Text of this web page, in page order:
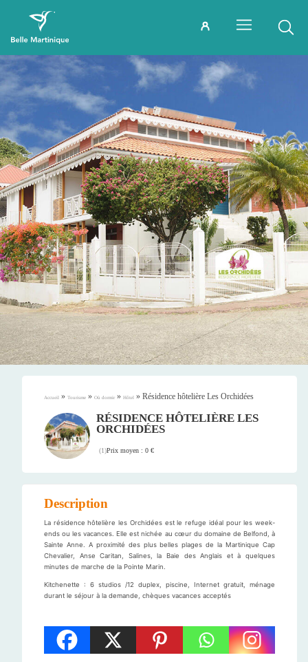
Accueil » Tourisme » Où dormir » Hôtel » Résidence hôtelière Les Orchidées
RÉSIDENCE HÔTELIÈRE LES
ORCHIDÉES
(1)Prix moyen : 0 €
Description
La résidence hôtelière les Orchidées est le refuge idéal pour les week-
ends ou les vacances. Elle est nichée au cœur du domaine de Belfond, à
Sainte Anne. A proximité des plus belles plages de la Martinique Cap
Chevalier, Anse Caritan, Salines, la Baie des Anglais et à quelques
minutes de marche de la Pointe Marin.
Kitchenette : 6 studios /12 duplex, piscine, Internet gratuit, ménage
durant le séjour à la demande, chèques vacances acceptés